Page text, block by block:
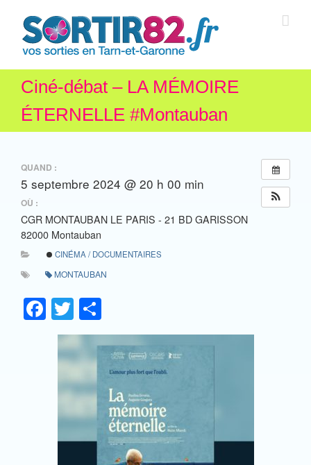
Ciné-débat – LA MÉMOIRE
ÉTERNELLE #Montauban
QUAND :
5 septembre 2024 @ 20 h 00 min
OÙ :
CGR MONTAUBAN LE PARIS - 21 BD GARISSON
82000 Montauban
CINÉMA / DOCUMENTAIRES
MONTAUBAN
Facebook
Twitter